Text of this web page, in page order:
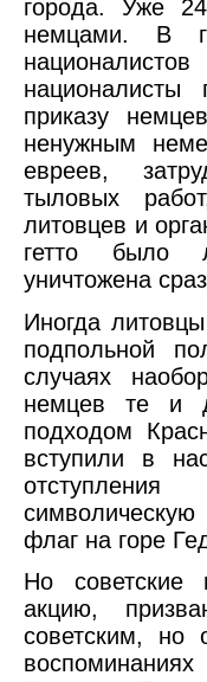
города. Уже
немцами. В
приказу
ненужным
евреев,
тыловых
литовцев и
гетто было
уничтожена
Иногда
подпольной
случаях
немцев те и
подходом
вступили в
флаг на горе
Но советские
акцию,
советским, но